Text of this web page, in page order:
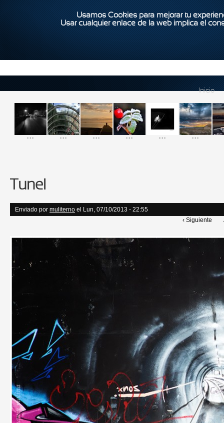
Usamos Cookies para mejorar tu
Usar cualquier enlace de la web implica el
Inicio
... ... ... ... ... ...
Tunel
Enviado por muliterno el Lun, 07/10/2013 - 22:55
‹ Siguiente